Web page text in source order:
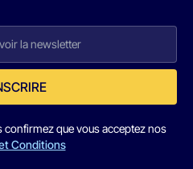
que vous acceptez nos
Conditions